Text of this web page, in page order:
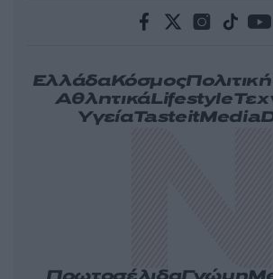
ΕλλάδαΚόσμοςΠολιτική
ΑθλητικάLifestyle
ΥγείαTasteitMedia